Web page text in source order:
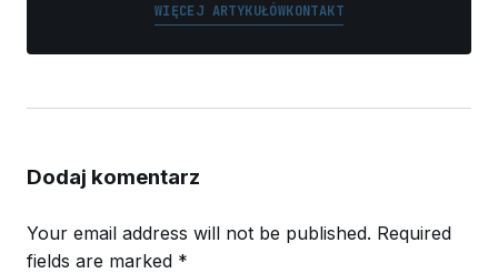
WIĘCEJ ARTYKUŁÓWKONTAKT
Dodaj komentarz
Your email address will not be published. Required
fields are marked *